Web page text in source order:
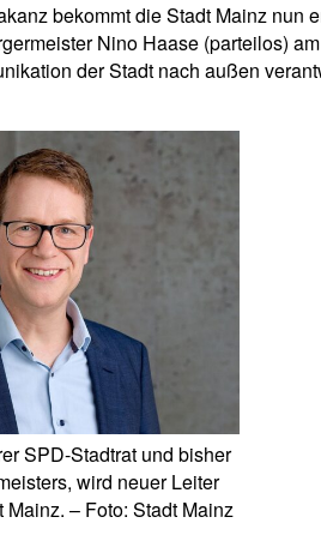
bekommt die Stadt Mainz
Nino Haase (parteilos)
der Stadt nach außen
SPD-Stadtrat und bisher
wird neuer Leiter
– Foto: Stadt Mainz